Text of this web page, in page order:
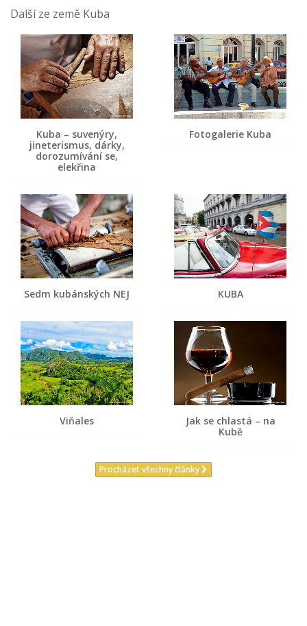
Další ze země Kuba
Kuba – suvenýry,
jineterismus, dárky,
dorozumívání se,
elekřina
Fotogalerie Kuba
Sedm kubánských NEJ KUBA
Viňales
Jak se chlastá – na
Kubě
Procházet všechny články